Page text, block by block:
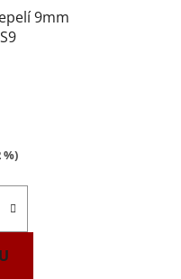
9mm
%)